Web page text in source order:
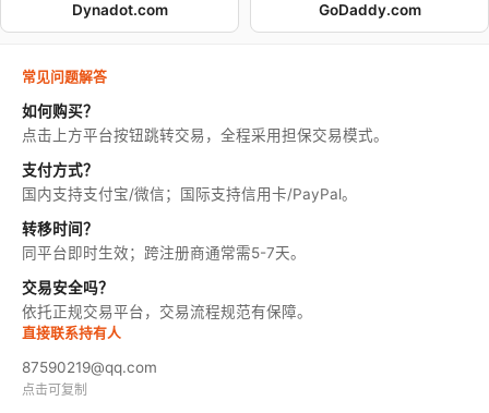
Dynadot.com GoDaddy.com
常见问题解答
如何购买？
点击上方平台按钮跳转交易，全程采用担保交易模式。
支付方式？
国内支持支付宝/微信；国际支持信用卡/PayPal。
转移时间？
同平台即时生效；跨注册商通常需5-7天。
交易安全吗？
依托正规交易平台，交易流程规范有保障。
直接联系持有人
87590219@qq.com
点击可复制